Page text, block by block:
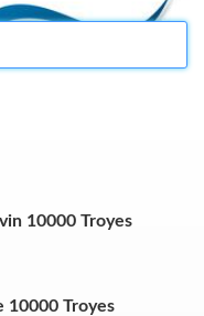
10000 Troyes
10000 Troyes